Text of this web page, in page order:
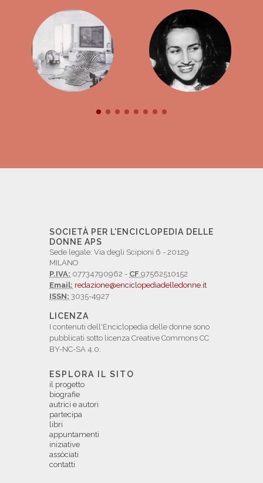
SOCIETÀ PER L'ENCICLOPEDIA DELLE
DONNE APS
Sede legale: Via degli Scipioni 6 - 20129
MILANO
P.IVA: 07734790962 - CF 97562510152
Email: redazione@enciclopediadelledonne.it
ISSN: 3035-4927
LICENZA
I contenuti dell'Enciclopedia delle donne sono
pubblicati sotto licenza Creative Commons CC
BY-NC-SA 4.0.
ESPLORA IL SITO
il progetto
biografie
autrici e autori
partecipa
libri
appuntamenti
iniziative
assòciati
contatti